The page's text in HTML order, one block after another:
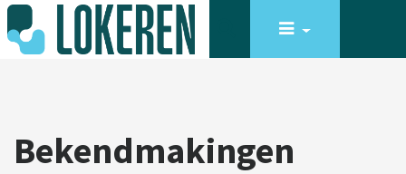
Bekendmakingen